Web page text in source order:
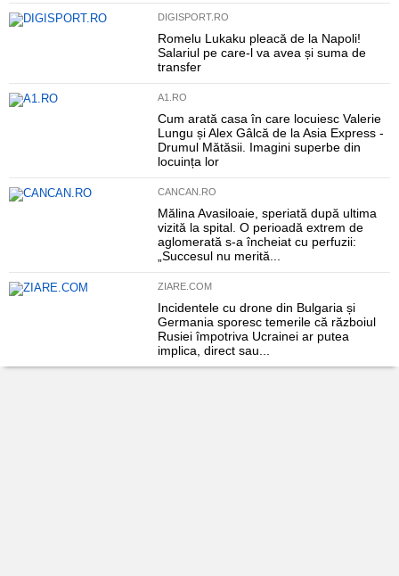
DIGISPORT.RO
Romelu Lukaku pleacă de la Napoli!
Salariul pe care-l va avea și suma de
transfer
A1.RO
Cum arată casa în care locuiesc Valerie
Lungu și Alex Gâlcă de la Asia Express -
Drumul Mătăsii. Imagini superbe din
locuința lor
CANCAN.RO
Mălina Avasiloaie, speriată după ultima
vizită la spital. O perioadă extrem de
aglomerată s-a încheiat cu perfuzii:
„Succesul nu merită...
ZIARE.COM
Incidentele cu drone din Bulgaria și
Germania sporesc temerile că războiul
Rusiei împotriva Ucrainei ar putea
implica, direct sau...